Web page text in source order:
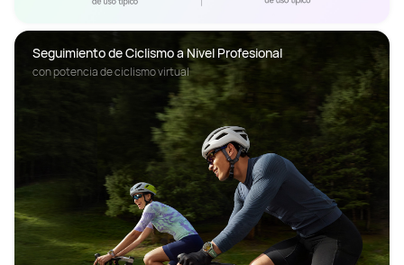
Seguimiento de Ciclismo a Nivel Profesional
con potencia de ciclismo virtual